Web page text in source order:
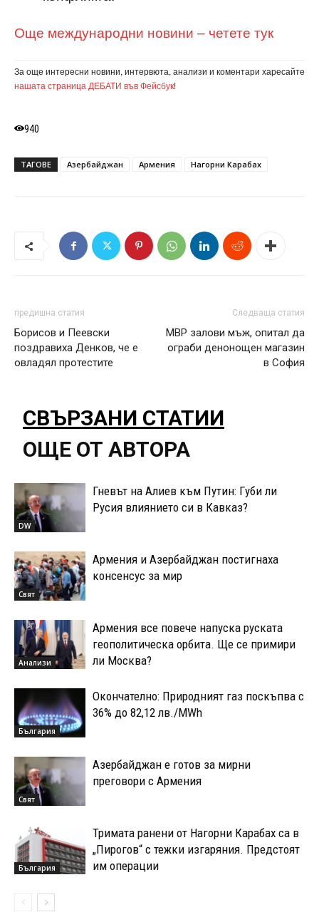
Още международни новини – четете тук
За още интересни новини, интервюта, анализи и коментари харесайте
нашата страница ДЕБАТИ във Фейсбук!
940
ТАГОВЕ Азербайджан Армения Нагорни Карабах
предишна статия
Борисов и Пеевски
поздравиха Денков, че е
овладял протестите
Следваща статия
МВР залови мъж, опитал да
ограби денонощен магазин
в София
СВЪРЗАНИ СТАТИИ
ОЩЕ ОТ АВТОРА
DW
Гневът на Алиев към Путин: Губи ли
Русия влиянието си в Кавказ?
Свят
Армения и Азербайджан постигнаха
консенсус за мир
Анализи
Армения все повече напуска руската
геополитическа орбита. Ще се примири
ли Москва?
България
Окончателно: Природният газ поскъпва с
36% до 82,12 лв./MWh
Свят
Азербайджан е готов за мирни
преговори с Армения
България
Тримата ранени от Нагорни Карабах са в
„Пирогов“ с тежки изгаряния. Предстоят
им операции